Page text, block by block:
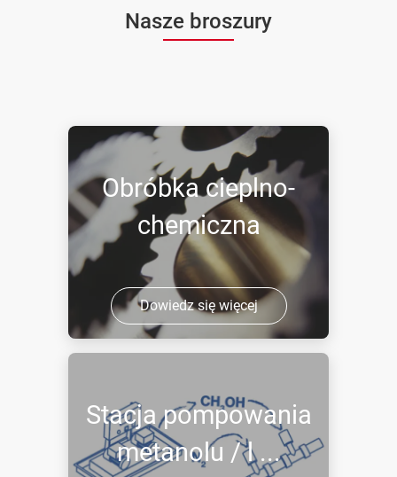
Nasze broszury
Obróbka cieplno-
chemiczna
Dowiedz się więcej
Stacja pompowania
metanolu / l ...